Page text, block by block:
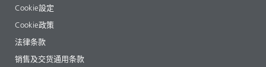
认证
电子书
法规事务
助剂指南 App
视频
Cookie設定
Cookie政策
法律条款
销售及交货通用条款